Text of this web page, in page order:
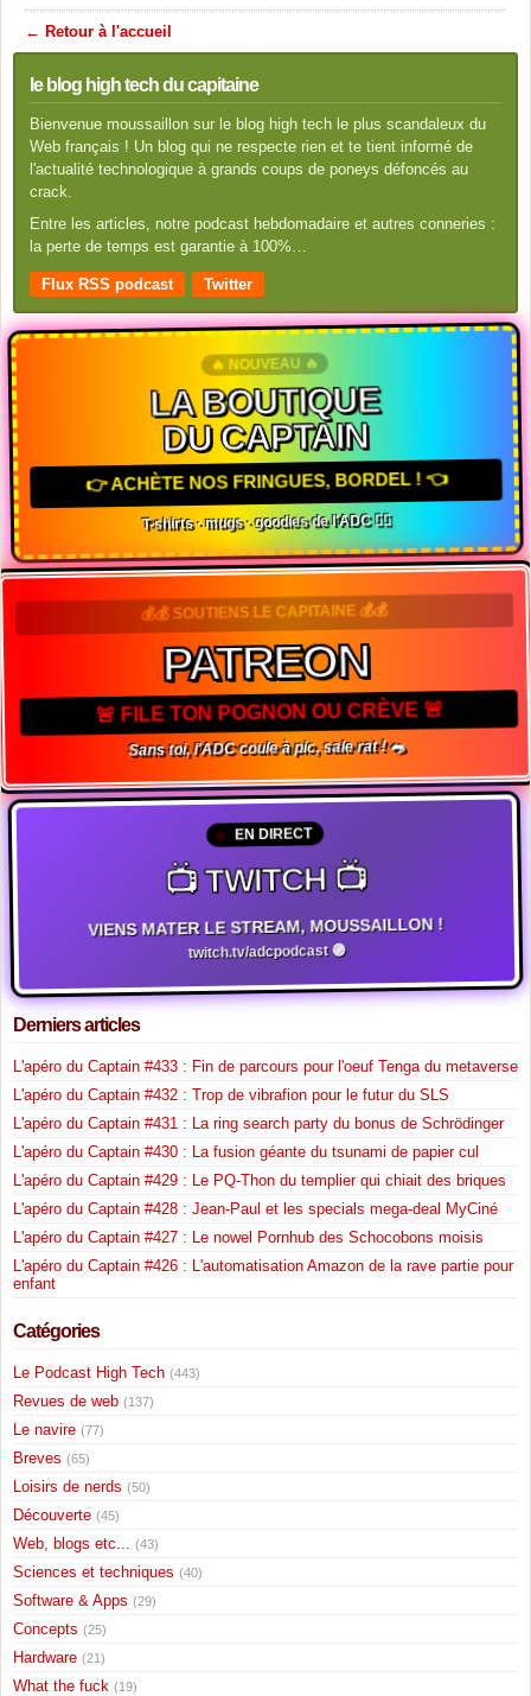
← Retour à l'accueil
le blog high tech du capitaine
Bienvenue moussaillon sur le blog high tech le plus scandaleux du
Web français ! Un blog qui ne respecte rien et te tient informé de
l'actualité technologique à grands coups de poneys défoncés au
crack.
Entre les articles, notre podcast hebdomadaire et autres conneries :
la perte de temps est garantie à 100%…
Flux RSS podcast Twitter
🔥 NOUVEAU 🔥
LA BOUTIQUE
DU CAPTAIN
👉 ACHÈTE NOS FRINGUES, BORDEL ! 👈
T-shirts · mugs · goodies de l'ADC 🏴‍☠️
💰💰 SOUTIENS LE CAPITAINE 💰💰
PATREON
🚨 FILE TON POGNON OU CRÈVE 🚨
Sans toi, l'ADC coule à pic, sale rat ! 🐀
EN DIRECT
📺 TWITCH 📺
VIENS MATER LE STREAM, MOUSSAILLON !
twitch.tv/adcpodcast 🟣
Derniers articles
L'apéro du Captain #433 : Fin de parcours pour l'oeuf Tenga du metaverse
L'apéro du Captain #432 : Trop de vibrafion pour le futur du SLS
L'apéro du Captain #431 : La ring search party du bonus de Schrödinger
L'apéro du Captain #430 : La fusion géante du tsunami de papier cul
L'apéro du Captain #429 : Le PQ-Thon du templier qui chiait des briques
L'apéro du Captain #428 : Jean-Paul et les specials mega-deal MyCiné
L'apéro du Captain #427 : Le nowel Pornhub des Schocobons moisis
L'apéro du Captain #426 : L'automatisation Amazon de la rave partie pour
enfant
Catégories
Le Podcast High Tech (443)
Revues de web (137)
Le navire (77)
Breves (65)
Loisirs de nerds (50)
Découverte (45)
Web, blogs etc... (43)
Sciences et techniques (40)
Software & Apps (29)
Concepts (25)
Hardware (21)
What the fuck (19)